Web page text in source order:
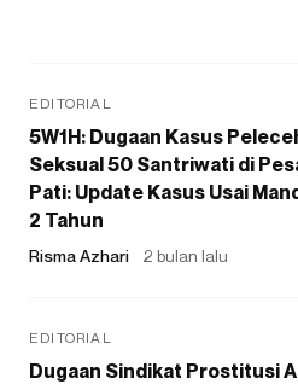
EDITORIAL
5W1H: Dugaan Kasus
Seksual 50 Santriwati di
Pati: Update Kasus Usai
2 Tahun
Risma Azhari 2 bulan lalu
EDITORIAL
Dugaan Sindikat Prostitusi